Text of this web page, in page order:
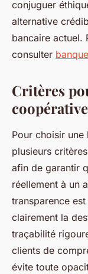
conjuguer
alternative
bancaire actuel.
consulter
Critères
Pour choisir
plusieurs
afin de garantir
réellement à un
transparence
clairement la
traçabilité
clients de
évite toute